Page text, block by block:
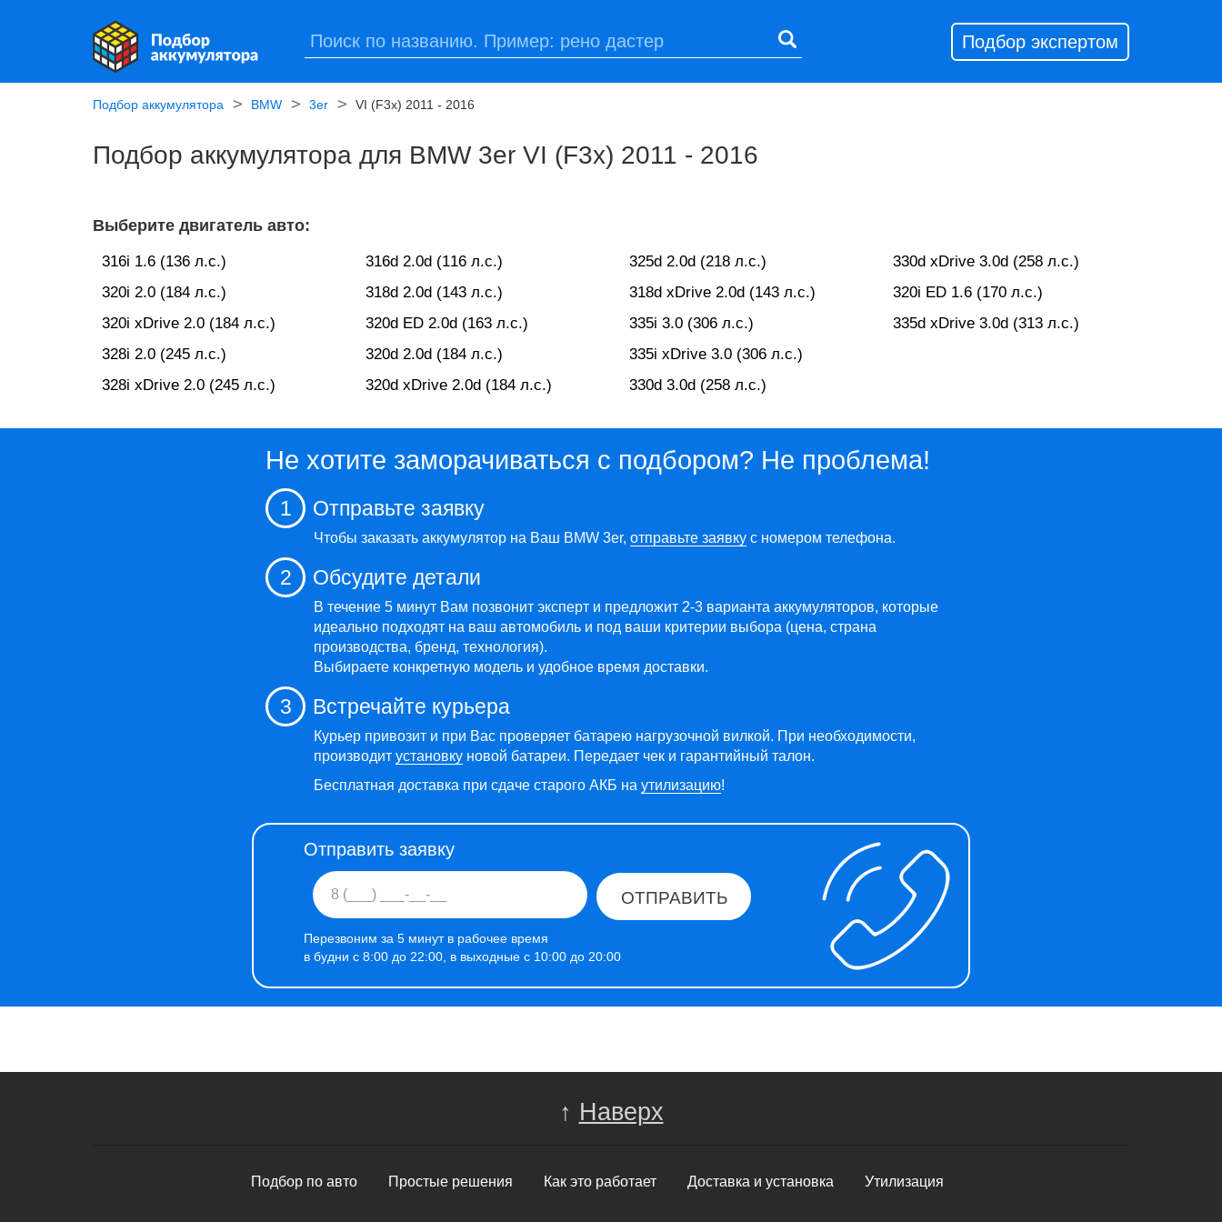
Подбор экспертом
Подбор аккумулятора BMW 3er VI (F3x) 2011 - 2016
Подбор аккумулятора для BMW 3er VI (F3x) 2011 - 2016
Выберите двигатель авто:
316i 1.6 (136 л.с.)
320i 2.0 (184 л.с.)
320i xDrive 2.0 (184 л.с.)
328i 2.0 (245 л.с.)
328i xDrive 2.0 (245 л.с.)
316d 2.0d (116 л.с.)
318d 2.0d (143 л.с.)
320d ED 2.0d (163 л.с.)
320d 2.0d (184 л.с.)
320d xDrive 2.0d (184 л.с.)
325d 2.0d (218 л.с.)
318d xDrive 2.0d (143 л.с.)
335i 3.0 (306 л.с.)
335i xDrive 3.0 (306 л.с.)
330d 3.0d (258 л.с.)
330d xDrive 3.0d (258 л.с.)
320i ED 1.6 (170 л.с.)
335d xDrive 3.0d (313 л.с.)
Не хотите заморачиваться с подбором? Не проблема!
1 Отправьте заявку
Чтобы заказать аккумулятор на Ваш BMW 3er, отправьте заявку с номером телефона.
2 Обсудите детали
В течение 5 минут Вам позвонит эксперт и предложит 2-3 варианта аккумуляторов, которые
идеально подходят на ваш автомобиль и под ваши критерии выбора (цена, страна
производства, бренд, технология).
Выбираете конкретную модель и удобное время доставки.
3 Встречайте курьера
Курьер привозит и при Вас проверяет батарею нагрузочной вилкой. При необходимости,
производит установку новой батареи. Передает чек и гарантийный талон.
Бесплатная доставка при сдаче старого АКБ на утилизацию!
Отправить заявку
ОТПРАВИТЬ
Перезвоним за 5 минут в рабочее время
в будни с 8:00 до 22:00, в выходные с 10:00 до 20:00
↑ Наверх
Подбор по авто Простые решения Как это работает Доставка и установка Утилизация